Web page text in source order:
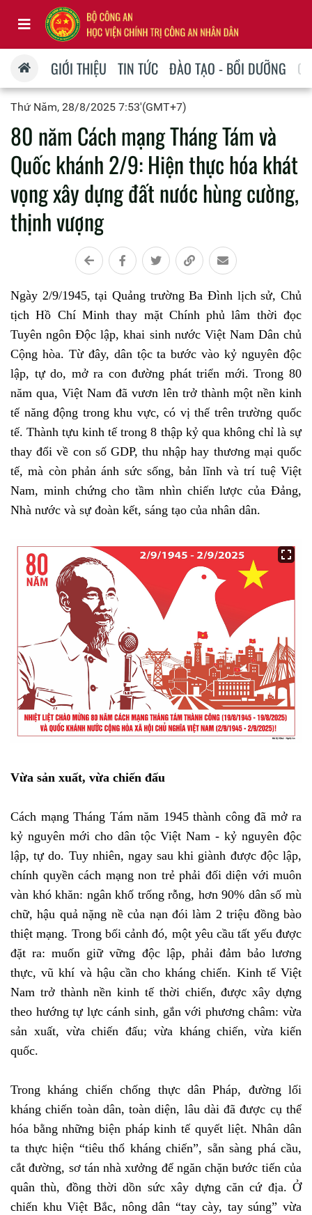
GIỚI THIỆU TIN TỨC ĐÀO TẠO - BỒI DƯỠNG
Thứ Năm, 28/8/2025 7:53'(GMT+7)
80 năm Cách mạng Tháng Tám và
Quốc khánh 2/9: Hiện thực hóa khát
vọng xây dựng đất nước hùng cường,
thịnh vượng
Ngày 2/9/1945, tại Quảng trường Ba Đình lịch sử, Chủ
tịch Hồ Chí Minh thay mặt Chính phủ lâm thời đọc
Tuyên ngôn Độc lập, khai sinh nước Việt Nam Dân chủ
Cộng hòa. Từ đây, dân tộc ta bước vào kỷ nguyên độc
lập, tự do, mở ra con đường phát triển mới. Trong 80
năm qua, Việt Nam đã vươn lên trở thành một nền kinh
tế năng động trong khu vực, có vị thế trên trường quốc
tế. Thành tựu kinh tế trong 8 thập kỷ qua không chỉ là sự
thay đổi về con số GDP, thu nhập hay thương mại quốc
tế, mà còn phản ánh sức sống, bản lĩnh và trí tuệ Việt
Nam, minh chứng cho tầm nhìn chiến lược của Đảng,
Nhà nước và sự đoàn kết, sáng tạo của nhân dân.
Vừa sản xuất, vừa chiến đấu
Cách mạng Tháng Tám năm 1945 thành công đã mở ra
kỷ nguyên mới cho dân tộc Việt Nam - kỷ nguyên độc
lập, tự do. Tuy nhiên, ngay sau khi giành được độc lập,
chính quyền cách mạng non trẻ phải đối diện với muôn
vàn khó khăn: ngân khố trống rỗng, hơn 90% dân số mù
chữ, hậu quả nặng nề của nạn đói làm 2 triệu đồng bào
thiệt mạng. Trong bối cảnh đó, một yêu cầu tất yếu được
đặt ra: muốn giữ vững độc lập, phải đảm bảo lương
thực, vũ khí và hậu cần cho kháng chiến. Kinh tế Việt
Nam trở thành nền kinh tế thời chiến, được xây dựng
theo hướng tự lực cánh sinh, gắn với phương châm: vừa
sản xuất, vừa chiến đấu; vừa kháng chiến, vừa kiến
quốc.
Trong kháng chiến chống thực dân Pháp, đường lối
kháng chiến toàn dân, toàn diện, lâu dài đã được cụ thể
hóa bằng những biện pháp kinh tế quyết liệt. Nhân dân
ta thực hiện “tiêu thổ kháng chiến”, sẵn sàng phá cầu,
cắt đường, sơ tán nhà xưởng để ngăn chặn bước tiến của
quân thù, đồng thời dồn sức xây dựng căn cứ địa. Ở
chiến khu Việt Bắc, nông dân “tay cày, tay súng” vừa